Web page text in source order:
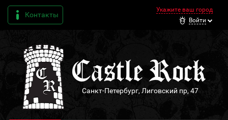
Контакты
Укажите ваш город
Войти
Санкт-Петербург, Лиговский пр, 47